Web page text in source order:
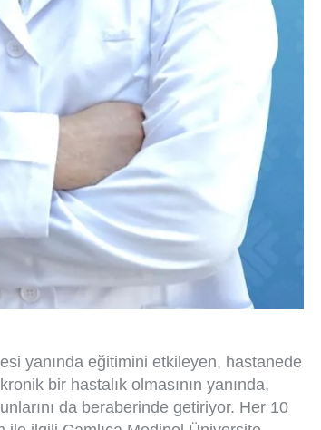
yanında eğitimini etkileyen, hastanede
bir hastalık olmasının yanında,
da beraberinde getiriyor. Her 10